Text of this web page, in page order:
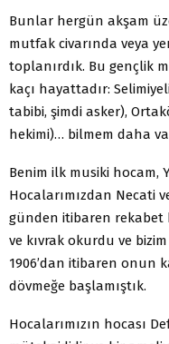
Bunlar hergün akşam
mutfak civarında veya
toplanırdık. Bu gençlik
kaçı hayattadır:
tabibi, şimdi asker),
hekimi)… bilmem daha
Benim ilk musiki hocam,
Hocalarımızdan Necati
günden itibaren rekabet
ve kıvrak okurdu ve
1906’dan itibaren onun
dövmeğe başlamıştık.
Hocalarımızın hocası